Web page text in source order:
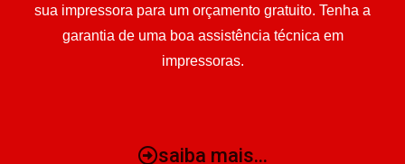
sua impressora para um orçamento gratuito. Tenha a
garantia de uma boa assistência técnica em
impressoras.
saiba mais...